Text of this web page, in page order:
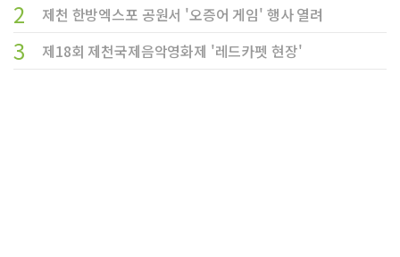
2 제천 한방엑스포 공원서 '오증어 게임' 행사 열려
3 제18회 제천국제음악영화제 '레드카펫 현장'